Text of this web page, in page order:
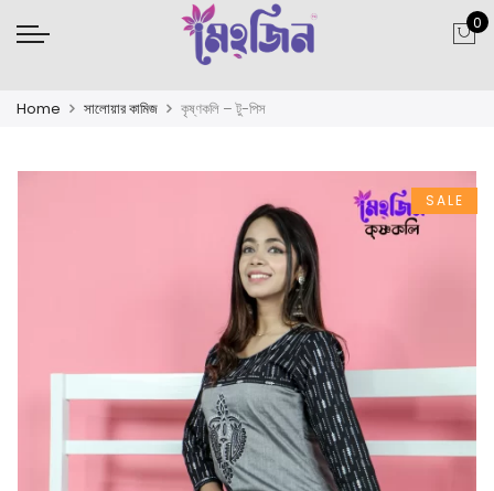
0
Home সালোয়ার কামিজ কৃষ্ণকলি – টু-পিস
SALE